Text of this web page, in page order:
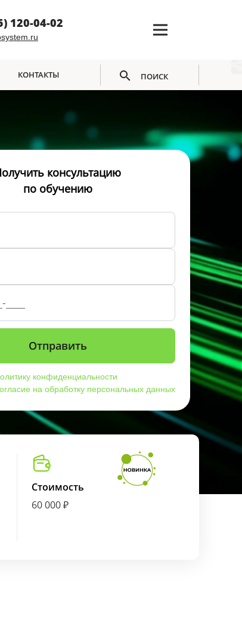
120-04-02
КОНТАКТЫ ПОИСК
консультацию
по обучению
конфиденциальности
на обработку персональных данных
Стоимость
60 000 ₽